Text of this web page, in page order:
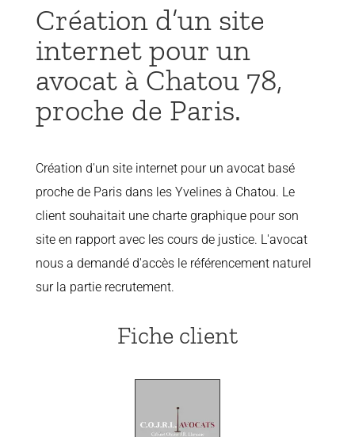
Création d’un site
internet pour un
avocat à Chatou 78,
proche de Paris.
Création d'un site internet pour un avocat basé
proche de Paris dans les Yvelines à Chatou. Le
client souhaitait une charte graphique pour son
site en rapport avec les cours de justice. L'avocat
nous a demandé d'accès le référencement naturel
sur la partie recrutement.
Fiche client